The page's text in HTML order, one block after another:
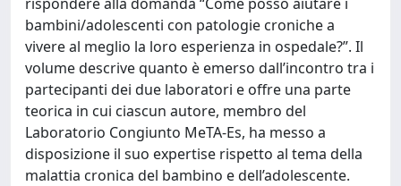
bambini/adolescenti con patologie croniche a
vivere al meglio la loro esperienza in ospedale?”. Il
volume descrive quanto è emerso dall’incontro tra i
partecipanti dei due laboratori e offre una parte
teorica in cui ciascun autore, membro del
Laboratorio Congiunto MeTA-Es, ha messo a
disposizione il suo expertise rispetto al tema della
malattia cronica del bambino e dell’adolescente.